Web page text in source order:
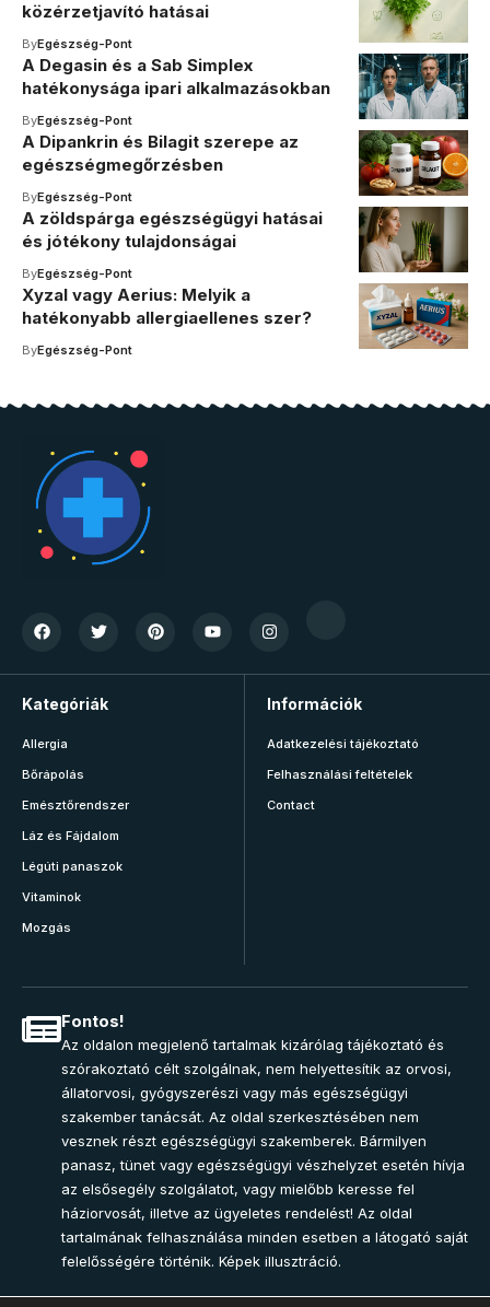
közérzetjavító hatásai
ByEgészség-Pont
A Degasin és a Sab Simplex
hatékonysága ipari alkalmazásokban
ByEgészség-Pont
A Dipankrin és Bilagit szerepe az
egészségmegőrzésben
ByEgészség-Pont
A zöldspárga egészségügyi hatásai
és jótékony tulajdonságai
ByEgészség-Pont
Xyzal vagy Aerius: Melyik a
hatékonyabb allergiaellenes szer?
ByEgészség-Pont
Kategóriák
Allergia
Bőrápolás
Emésztőrendszer
Láz és Fájdalom
Légúti panaszok
Vitaminok
Mozgás
Információk
Adatkezelési tájékoztató
Felhasználási feltételek
Contact
Fontos!
Az oldalon megjelenő tartalmak kizárólag tájékoztató és
szórakoztató célt szolgálnak, nem helyettesítik az orvosi,
állatorvosi, gyógyszerészi vagy más egészségügyi
szakember tanácsát. Az oldal szerkesztésében nem
vesznek részt egészségügyi szakemberek. Bármilyen
panasz, tünet vagy egészségügyi vészhelyzet esetén hívja
az elsősegély szolgálatot, vagy mielőbb keresse fel
háziorvosát, illetve az ügyeletes rendelést! Az oldal
tartalmának felhasználása minden esetben a látogató saját
felelősségére történik. Képek illusztráció.